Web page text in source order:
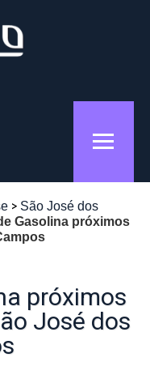
São José dos
Gasolina próximos
próximos
José dos